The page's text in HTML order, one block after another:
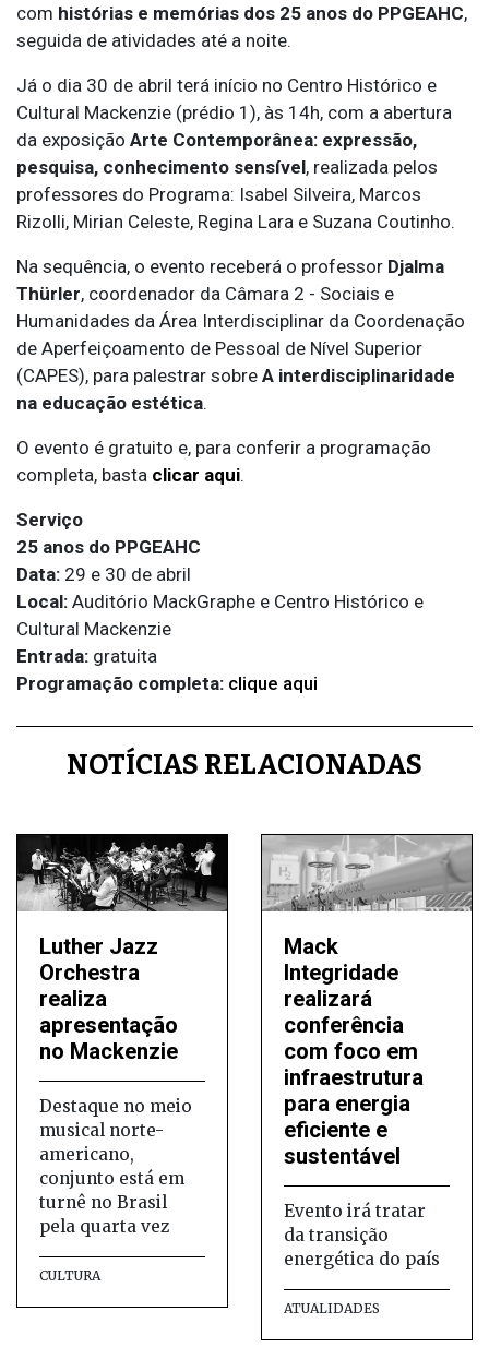
com histórias e memórias dos 25 anos do PPGEAHC,
seguida de atividades até a noite.
Já o dia 30 de abril terá início no Centro Histórico e
Cultural Mackenzie (prédio 1), às 14h, com a abertura
da exposição Arte Contemporânea: expressão,
pesquisa, conhecimento sensível, realizada pelos
professores do Programa: Isabel Silveira, Marcos
Rizolli, Mirian Celeste, Regina Lara e Suzana Coutinho.
Na sequência, o evento receberá o professor Djalma
Thürler, coordenador da Câmara 2 - Sociais e
Humanidades da Área Interdisciplinar da Coordenação
de Aperfeiçoamento de Pessoal de Nível Superior
(CAPES), para palestrar sobre A interdisciplinaridade
na educação estética.
O evento é gratuito e, para conferir a programação
completa, basta clicar aqui.
Serviço
25 anos do PPGEAHC
Data: 29 e 30 de abril
Local: Auditório MackGraphe e Centro Histórico e
Cultural Mackenzie
Entrada: gratuita
Programação completa: clique aqui
1
NOTÍCIAS RELACIONADAS
Luther Jazz
Orchestra
realiza
apresentação
no Mackenzie
Destaque no meio
musical norte-
americano,
conjunto está em
turnê no Brasil
pela quarta vez
CULTURA
Mack
Integridade
realizará
conferência
com foco em
infraestrutura
para energia
eficiente e
sustentável
Evento irá tratar
da transição
energética do país
ATUALIDADES